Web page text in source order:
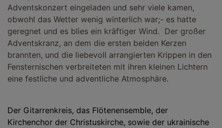
Adventskonzert eingeladen und sehr viele kamen,
obwohl das Wetter wenig winterlich war;- es hatte
geregnet und es blies ein kräftiger Wind. Der großer
Adventskranz, an dem die ersten beiden Kerzen
brannten, und die liebevoll arrangierten Krippen in den
Fensternischen verbreiteten mit ihren kleinen Lichtern
eine festliche und adventliche Atmosphäre.
Der Gitarrenkreis, das Flötenensemble, der
Kirchenchor der Christuskirche, sowie der ukrainische